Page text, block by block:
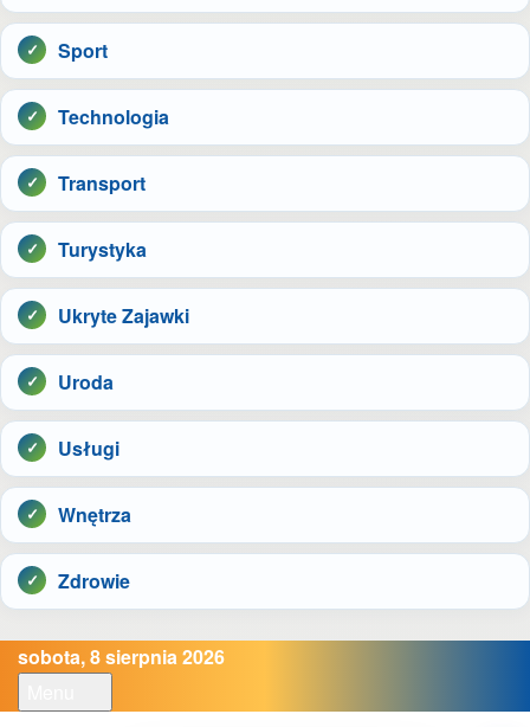
Sport
Technologia
Transport
Turystyka
Ukryte Zajawki
Uroda
Usługi
Wnętrza
Zdrowie
sobota, 8 sierpnia 2026